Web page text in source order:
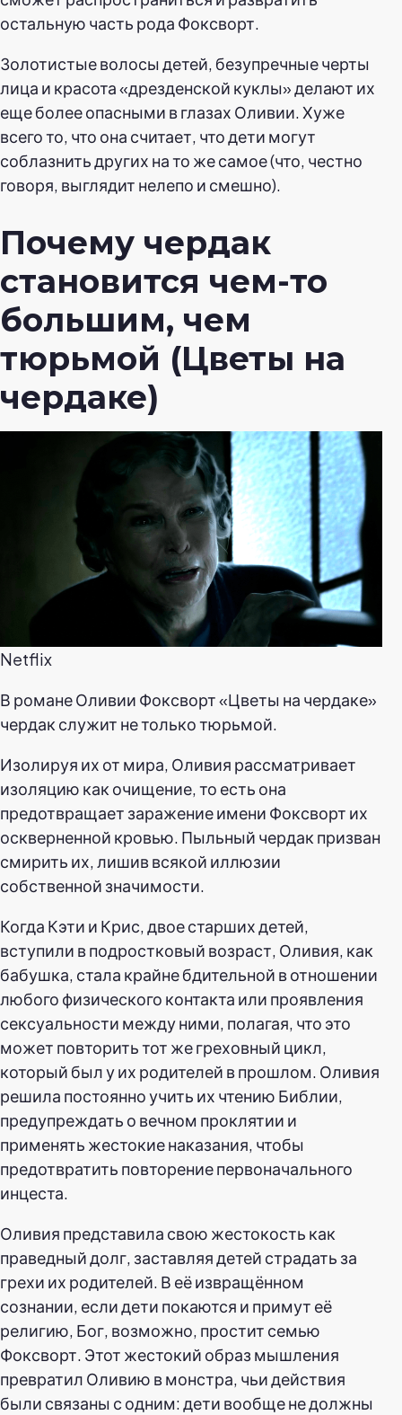
остальную часть рода Фоксворт.
Золотистые волосы детей, безупречные черты
лица и красота «дрезденской куклы» делают их
еще более опасными в глазах Оливии. Хуже
всего то, что она считает, что дети могут
соблазнить других на то же самое (что, честно
говоря, выглядит нелепо и смешно).
Почему чердак
становится чем-то
большим, чем
тюрьмой (Цветы на
чердаке)
Netflix
В романе Оливии Фоксворт «Цветы на чердаке»
чердак служит не только тюрьмой.
Изолируя их от мира, Оливия рассматривает
изоляцию как очищение, то есть она
предотвращает заражение имени Фоксворт их
оскверненной кровью. Пыльный чердак призван
смирить их, лишив всякой иллюзии
собственной значимости.
Когда Кэти и Крис, двое старших детей,
вступили в подростковый возраст, Оливия, как
бабушка, стала крайне бдительной в отношении
любого физического контакта или проявления
сексуальности между ними, полагая, что это
может повторить тот же греховный цикл,
который был у их родителей в прошлом. Оливия
решила постоянно учить их чтению Библии,
предупреждать о вечном проклятии и
применять жестокие наказания, чтобы
предотвратить повторение первоначального
инцеста.
Оливия представила свою жестокость как
праведный долг, заставляя детей страдать за
грехи их родителей. В её извращённом
сознании, если дети покаются и примут её
религию, Бог, возможно, простит семью
Фоксворт. Этот жестокий образ мышления
превратил Оливию в монстра, чьи действия
были связаны с одним: дети вообще не должны